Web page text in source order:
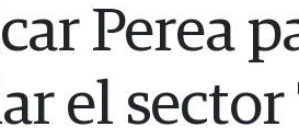
Perea
el sector